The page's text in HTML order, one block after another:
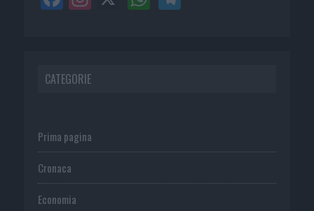
CATEGORIE
Prima pagina
Cronaca
Economia